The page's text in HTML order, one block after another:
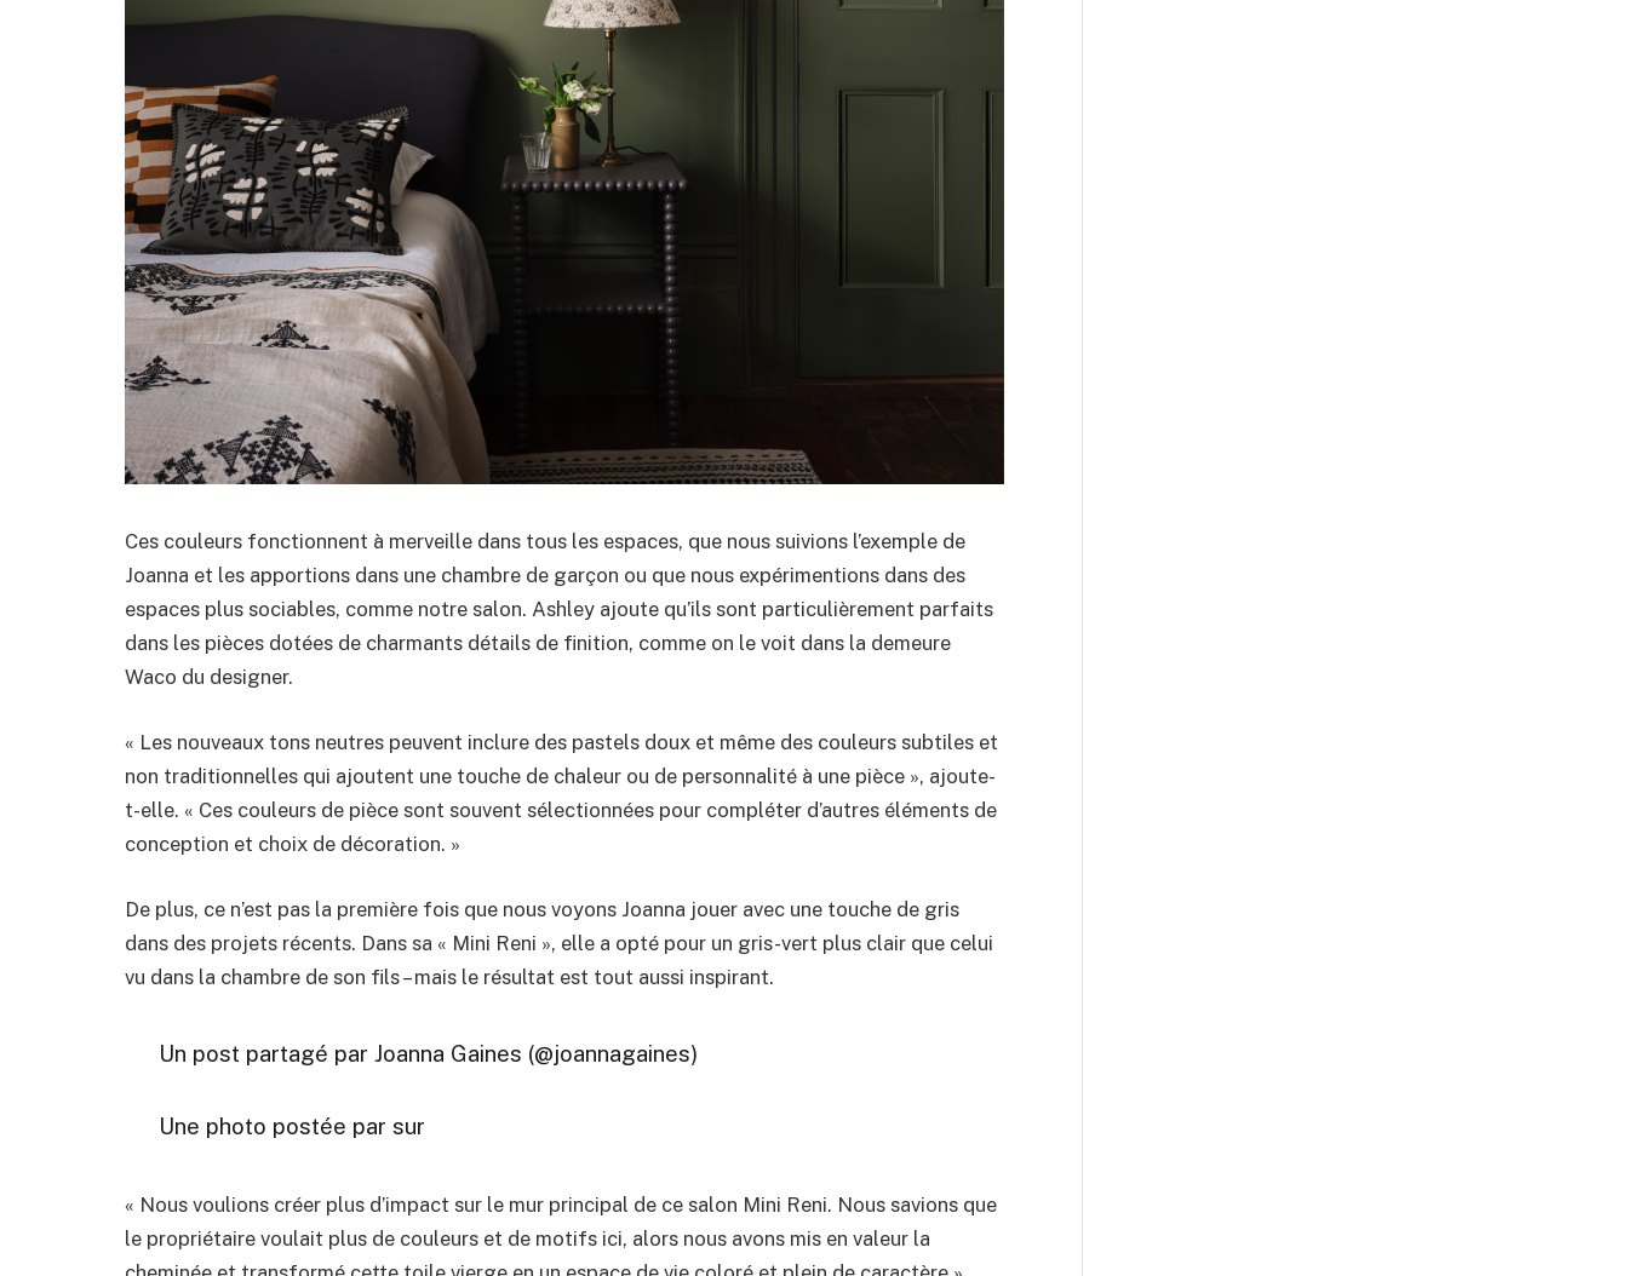
Ces couleurs fonctionnent à merveille dans tous les espaces, que nous suivions l’exemple de
Joanna et les apportions dans une chambre de garçon ou que nous expérimentions dans des
espaces plus sociables, comme notre salon. Ashley ajoute qu’ils sont particulièrement parfaits
dans les pièces dotées de charmants détails de finition, comme on le voit dans la demeure
Waco du designer.
« Les nouveaux tons neutres peuvent inclure des pastels doux et même des couleurs subtiles et
non traditionnelles qui ajoutent une touche de chaleur ou de personnalité à une pièce », ajoute-
t-elle. « Ces couleurs de pièce sont souvent sélectionnées pour compléter d’autres éléments de
conception et choix de décoration. »
De plus, ce n’est pas la première fois que nous voyons Joanna jouer avec une touche de gris
dans des projets récents. Dans sa « Mini Reni », elle a opté pour un gris-vert plus clair que celui
vu dans la chambre de son fils – mais le résultat est tout aussi inspirant.
Un post partagé par Joanna Gaines (@joannagaines)
Une photo postée par sur
« Nous voulions créer plus d’impact sur le mur principal de ce salon Mini Reni. Nous savions que
le propriétaire voulait plus de couleurs et de motifs ici, alors nous avons mis en valeur la